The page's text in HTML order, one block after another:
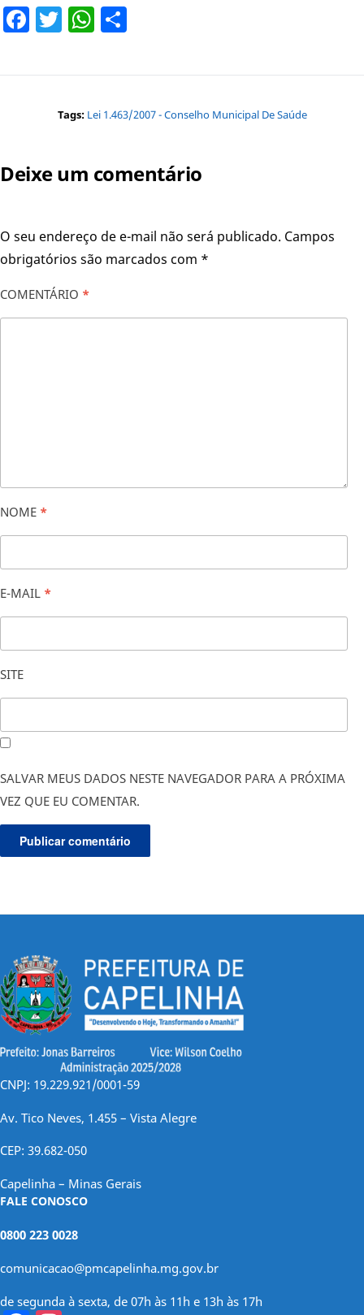
Facebook
TwitterWhatsApp
Tags: Lei 1.463/2007 - Conselho Municipal De Saúde
Deixe um comentário
O seu endereço de e-mail não será publicado. Campos
obrigatórios são marcados com *
COMENTÁRIO *
NOME *
E-MAIL *
SITE
SALVAR MEUS DADOS NESTE NAVEGADOR PARA A PRÓXIMA
VEZ QUE EU COMENTAR.
CNPJ: 19.229.921/0001-59
Av. Tico Neves, 1.455 – Vista Alegre
CEP: 39.682-050
Capelinha – Minas Gerais
FALE CONOSCO
0800 223 0028
comunicacao@pmcapelinha.mg.gov.br
de segunda à sexta, de 07h às 11h e 13h às 17h